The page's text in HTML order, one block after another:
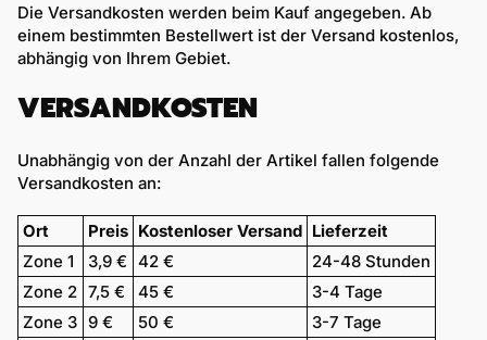
Die Versandkosten werden beim Kauf angegeben. Ab
einem bestimmten Bestellwert ist der Versand kostenlos,
abhängig von Ihrem Gebiet.
VERSANDKOSTEN
Unabhängig von der Anzahl der Artikel fallen folgende
Versandkosten an:
Ort Preis Kostenloser Versand Lieferzeit
Zone 1
3,9 € 42 €
24-48 Stunden
Zone 2 7,5 € 45 €
3-4 Tage
Zone 3 9 € 50 €
3-7 Tage